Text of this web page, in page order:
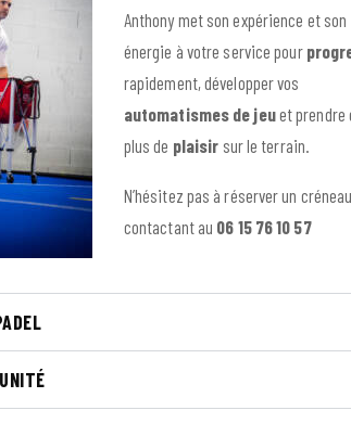
Anthony met son expérience et son
énergie à votre service pour
rapidement, développer vos
automatismes de jeuet prendre
plus de plaisir sur le terrain.
N’hésitez pas à réserver un
contactant au 06 15 76 10 57